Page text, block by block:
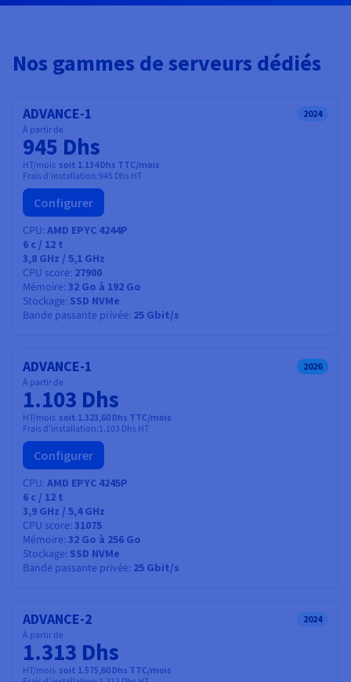
Documentation
Roadmap & Changelog
Nos gammes de serveurs dédiés
ADVANCE-1 2024
À partir de
945 Dhs
HT/mois soit 1.134 Dhs TTC/mois
Frais d'installation:945 DhsHT
Configurer
CPU AMD EPYC 4244P
6 c / 12 t
3,8 GHz / 5,1 GHz
CPU score 27900
Mémoire 32 Go à 192 Go
Stockage SSD NVMe
Bande passante privée 25 Gbit/s
ADVANCE-1 2026
À partir de
1.103 Dhs
HT/mois soit 1.323,60 Dhs TTC/mois
Frais d'installation:1.103 DhsHT
Configurer
CPU AMD EPYC 4245P
6 c / 12 t
3,9 GHz / 5,4 GHz
CPU score 31075
Mémoire 32 Go à 256 Go
Stockage SSD NVMe
Bande passante privée 25 Gbit/s
ADVANCE-2 2024
À partir de
1.313 Dhs
HT/mois soit 1.575,60 Dhs TTC/mois